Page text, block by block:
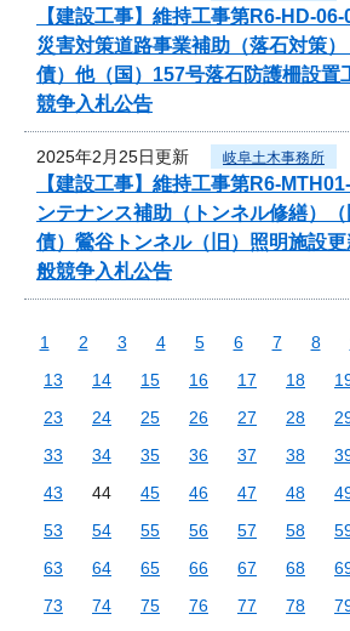
【建設工事】維持工事第R6-HD-
災害対策道路事業補助（落石対策
債）他（国）157号落石防護柵設置
競争入札公告
2025年2月25日更新 岐阜土木事務所
【建設工事】維持工事第R6-
ンテナンス補助（トンネル修繕）
債）鶯谷トンネル（旧）照明施設
般競争入札公告
1 2 3 4 5 6 7 8
13
14 15 16 17 18
23
24 25 26 27 28
33
34 35 36 37 38
43
44 45 46 47 48
53
54 55 56 57 58
63
64 65 66 67 68
73
74 75 76 77 78